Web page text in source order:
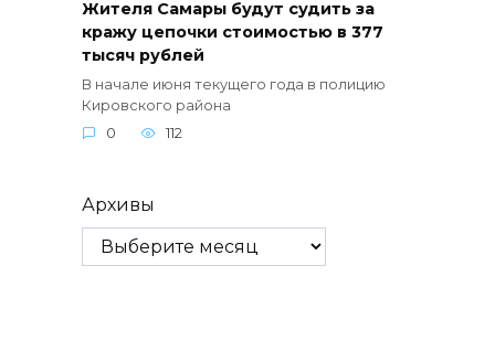
Жителя Самары будут судить за
кражу цепочки стоимостью в 377
тысяч рублей
В начале июня текущего года в полицию
Кировского района
0
112
Архивы